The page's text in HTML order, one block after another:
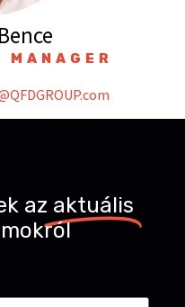
MANAGER
az aktuális